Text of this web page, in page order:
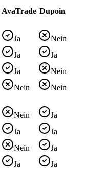
AvaTrade Dupoin
Ja
Nein
Ja
Ja
Ja
Nein
Nein
Nein
Nein
Ja
Ja
Ja
Nein
Ja
Ja
Ja